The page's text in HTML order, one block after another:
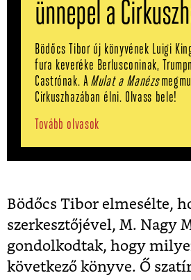
ünnepel a
Bödőcs Tibor új könyvének Luigi
fura keveréke Berlusconinak,
Castrónak. AMulat a Manézs
Cirkuszhazában élni. Olvass bele!
Tovább olvasok
Bödőcs Tibor elmesélte,
szerkesztőjével, M. Nagy
gondolkodtak, hogy
következő könyve. Ő